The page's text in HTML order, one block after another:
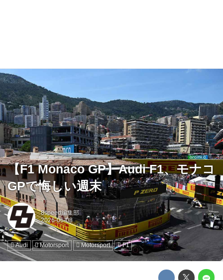
【F1 Monaco GP】Audi F1、モナコ
GPで悔しい週末
8speed編集部
Audi Motorsport Motorsport F1